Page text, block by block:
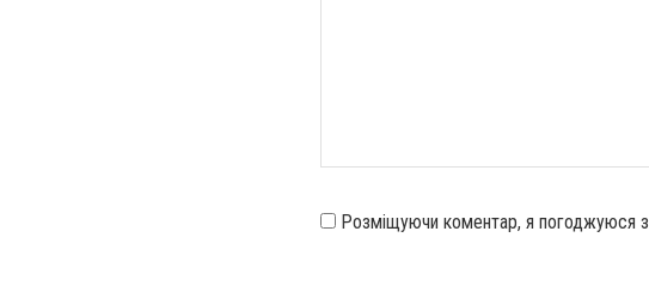
Розміщуючи коментар, я погоджуюся з